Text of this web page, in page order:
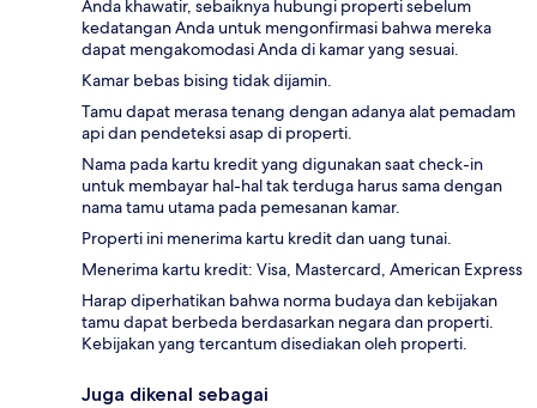
Anda khawatir, sebaiknya hubungi properti sebelum
kedatangan Anda untuk mengonfirmasi bahwa mereka
dapat mengakomodasi Anda di kamar yang sesuai.
Kamar bebas bising tidak dijamin.
Tamu dapat merasa tenang dengan adanya alat pemadam
api dan pendeteksi asap di properti.
Nama pada kartu kredit yang digunakan saat check-in
untuk membayar hal-hal tak terduga harus sama dengan
nama tamu utama pada pemesanan kamar.
Properti ini menerima kartu kredit dan uang tunai.
Menerima kartu kredit: Visa, Mastercard, American Express
Harap diperhatikan bahwa norma budaya dan kebijakan
tamu dapat berbeda berdasarkan negara dan properti.
Kebijakan yang tercantum disediakan oleh properti.
Juga dikenal sebagai